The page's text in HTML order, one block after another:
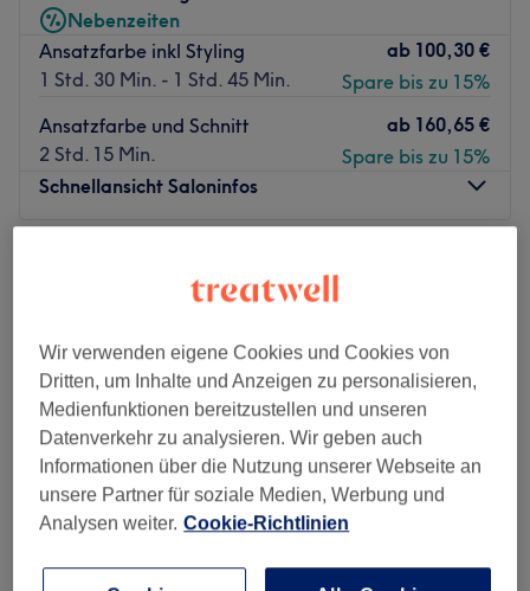
Nebenzeiten
Ansatzfarbe inkl Styling
1 Std. 30 Min. - 1 Std. 45 Min.
ab 100,30 €
Spare bis zu 15%
Ansatzfarbe und Schnitt
2 Std. 15 Min.
ab 160,65 €
Spare bis zu 15%
Schnellansicht Saloninfos
Freitag
09:30– 19:00
Samstag
09:00–18:00
Sonntag
Geschlossen
Klare Linien, klassische Schnitte und eine entspannte
Wohlfühl-Atmosphäre erwarten Sie auf 180 m² des zentral
gelegenen Salons Montagsfrei.
Die Kombination aus Professionalität, qualitativ
Wir verwenden eigene Cookies und Cookies von
Dritten, um Inhalte und Anzeigen zu personalisieren,
Medienfunktionen bereitzustellen und unseren
Datenverkehr zu analysieren. Wir geben auch
Informationen über die Nutzung unserer Webseite an
unsere Partner für soziale Medien, Werbung und
Analysen weiter. Cookie-Richtlinien